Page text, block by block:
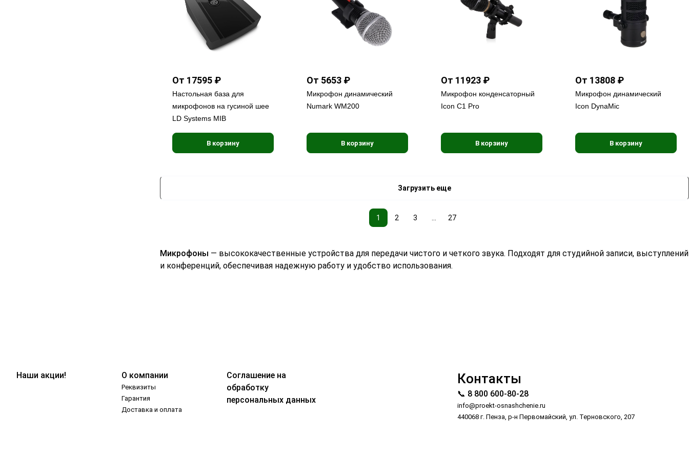
От 17595 ₽
Настольная база для
микрофонов на гусиной шее
LD Systems MIB
В корзину
От 5653 ₽
Микрофон динамический
Numark WM200
В корзину
От 11923 ₽
Микрофон конденсаторный
Icon C1 Pro
В корзину
От 13808 ₽
Микрофон динамический
Icon DynaMic
В корзину
Загрузить еще
1 2 3 27
Микрофоны — высококачественные устройства для передачи чистого и четкого звука. Подходят для студийной записи, выступлений
и конференций, обеспечивая надежную работу и удобство использования.
Наши акции! О компании
Реквизиты
Гарантия
Доставка и оплата
Соглашение на
обработку
персональных данных
Контакты
📞 8 800 600-80-28
info@proekt-osnashchenie.ru
440068 г. Пенза, р-н Первомайский, ул. Терновского, 207